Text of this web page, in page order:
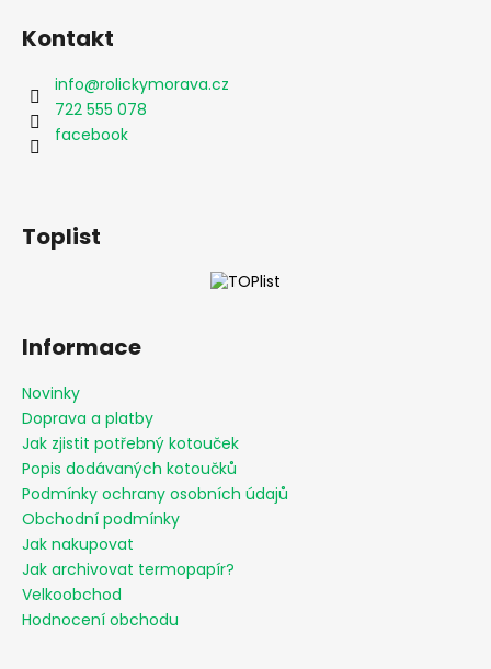
ý
Kontakt
info@rolickymorava.cz
722 555 078
facebook
Toplist
Informace
Novinky
Doprava a platby
Jak zjistit potřebný kotouček
Popis dodávaných kotoučků
Podmínky ochrany osobních údajů
Obchodní podmínky
Jak nakupovat
Jak archivovat termopapír?
Velkoobchod
Hodnocení obchodu